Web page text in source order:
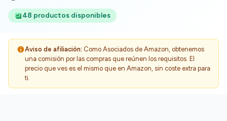
48 productos disponibles
Aviso de afiliación: Como Asociados de Amazon, obtenemos
una comisión por las compras que reúnen los requisitos. El
precio que ves es el mismo que en Amazon, sin coste extra para
ti.